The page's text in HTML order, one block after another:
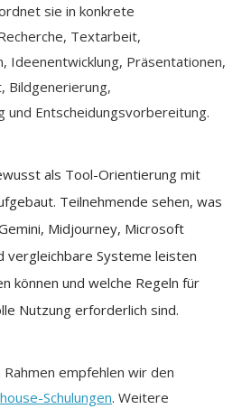
sie in konkrete
Textarbeit,
Ideenentwicklung, Präsentationen,
Bildgenerierung,
Entscheidungs­vorbereitung.
als Tool-Orientierung mit
Teilnehmende sehen, was
Midjourney, Microsoft
vergleichbare Systeme leisten
können und welche Regeln für
Nutzung erforderlich sind.
empfehlen wir den
Schulungen. Weitere